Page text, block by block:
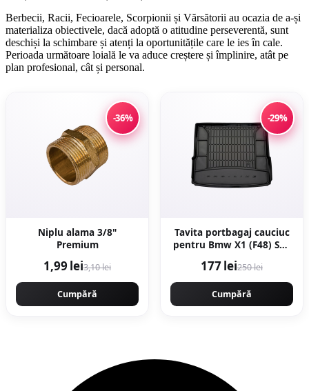
Berbecii, Racii, Fecioarele, Scorpionii și Vărsătorii au ocazia de a-și
materializa obiectivele, dacă adoptă o atitudine perseverentă, sunt
deschiși la schimbare și atenți la oportunitățile care le ies în cale.
Perioada următoare loială le va aduce creștere și împlinire, atât pe
plan profesional, cât și personal.
-36%
Niplu alama 3/8"
Premium
1,99 lei3,10 lei
Cumpără
-29%
Tavita portbagaj cauciuc
pentru Bmw X1 (F48) Suv
177 lei250 lei
Cumpără